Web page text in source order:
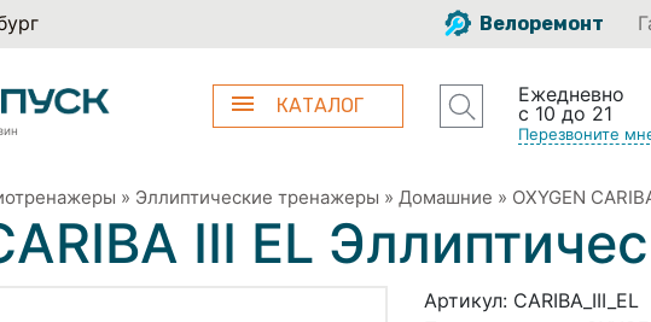
Велоремонт
КАТАЛОГ
Ежедневно
с 10 до 21
Перезвоните
» Эллиптические тренажеры » Домашние » OXYGEN
III EL
Артикул: CARIBA_III_EL